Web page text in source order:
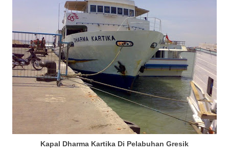
Kapal Dharma Kartika Di Pelabuhan Gresik